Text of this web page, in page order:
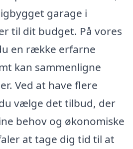
garage i
til dit budget. På vores
en række erfarne
kan sammenligne
Ved at have flere
vælge det tilbud, der
behov og økonomiske
at tage dig tid til at